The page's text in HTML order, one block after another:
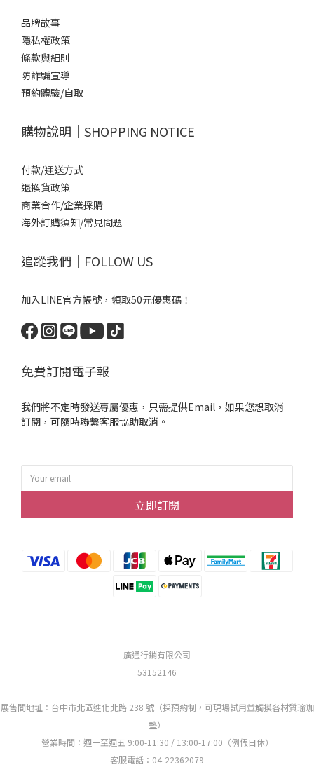
品牌故事
隱私權政策
條款與細則
防詐騙宣導
預約體驗/自取
購物說明｜SHOPPING NOTICE
付款/運送方式
退換貨政策
商業合作/企業採購
海外訂購須知/常見問題
追蹤我們｜FOLLOW US
加入LINE官方帳號，領取50元優惠碼！
免費訂閱電子報
我們將不定時發送專屬優惠，只需提供Email，如果您想取消
訂閱，可隨時聯繫客服協助取消。
立即訂閱
廣通行銷有限公司
53152146
展售間地址：台中市北區進化北路 238 號（採預約制，可現場試用並觸摸各材質瑜珈
墊）
營業時間：週一至週五 9:00-11:30 / 13:00-17:00（例假日休）
客服電話：04-22362079